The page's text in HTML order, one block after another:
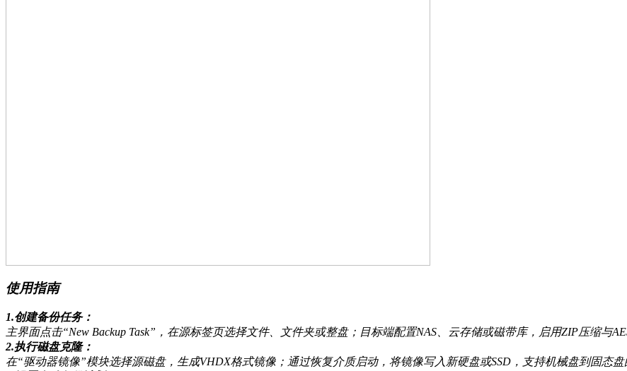
使用指南
1.创建备份任务：
主界面点击“New Backup Task”，在源标签页选择文件、文件夹或整盘；目标端配置NAS、云存储或磁带库，启用ZIP压缩与
2.执行磁盘克隆：
在“驱动器镜像”模块选择源磁盘，生成VHDX格式镜像；通过恢复介质启动，将镜像写入新硬盘或SSD，支持机械盘到固态盘